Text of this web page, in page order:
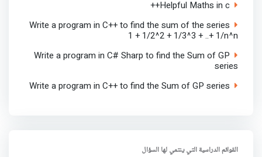
Helpful Maths in c++
Write a program in C++ to find the sum of the series
1 + 1/2^2 + 1/3^3 + ..+ 1/n^n
Write a program in C# Sharp to find the Sum of GP
series
Write a program in C++ to find the Sum of GP series
القوائم الدراسية التي ينتمي لها السؤال